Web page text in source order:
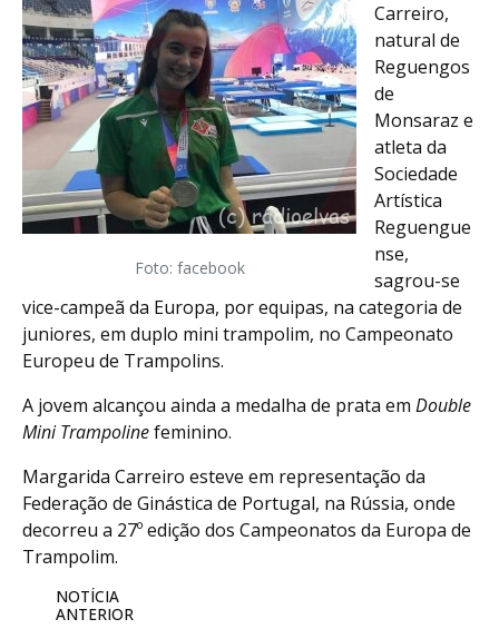
Foto: facebook
Carreiro,
natural de
Reguengos
de
Monsaraz e
atleta da
Sociedade
Artística
Reguengue
nse,
sagrou-se
vice-campeã da Europa, por equipas, na categoria de
juniores, em duplo mini trampolim, no Campeonato
Europeu de Trampolins.
A jovem alcançou ainda a medalha de prata em Double
Mini Trampolinefeminino.
Margarida Carreiro esteve em representação da
Federação de Ginástica de Portugal, na Rússia, onde
decorreu a 27º edição dos Campeonatos da Europa de
Trampolim.
NOTÍCIA
ANTERIOR